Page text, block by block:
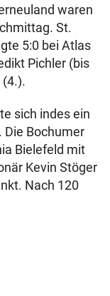
waren
St.
5:0 bei Atlas
Pichler (bis
sich indes ein
Die Bochumer
Bielefeld mit
Kevin Stöger
Nach 120